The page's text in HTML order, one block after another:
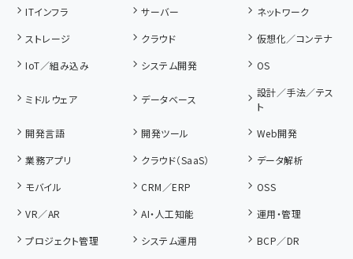
ITインフラ サーバー
ネットワーク
ストレージ
クラウド
仮想化／コンテナ
IoT／組み込み
システム開発 OS
ミドルウェア データベース
設計／手法／テス
ト
開発言語
開発ツール
Web開発
業務アプリ
クラウド（SaaS）
データ解析
モバイル
CRM／ERP
OSS
VR／AR
AI・人工知能
運用・管理
プロジェクト管理
システム運用
BCP／DR